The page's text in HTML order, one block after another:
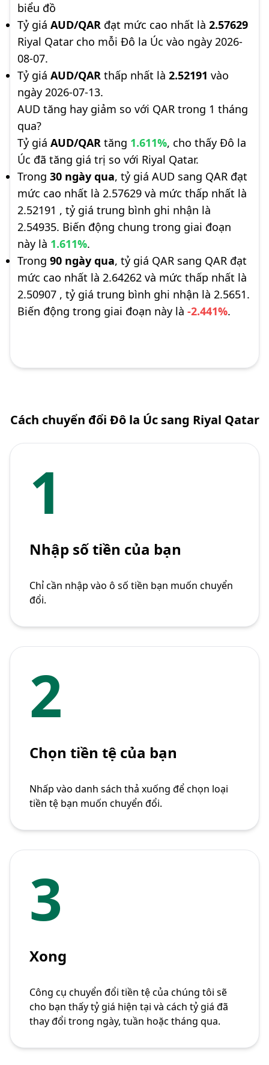
biểu đồ
Tỷ giá AUD/QAR đạt mức cao nhất là 2.57629
Riyal Qatar cho mỗi Đô la Úc vào ngày 2026-
08-07.
Tỷ giá AUD/QAR thấp nhất là 2.52191 vào
ngày 2026-07-13.
AUD tăng hay giảm so với QAR trong 1 tháng
qua?
Tỷ giá AUD/QAR tăng 1.611%, cho thấy Đô la
Úc đã tăng giá trị so với Riyal Qatar.
Trong 30 ngày qua, tỷ giá AUD sang QAR đạt
mức cao nhất là 2.57629 và mức thấp nhất là
2.52191 , tỷ giá trung bình ghi nhận là
2.54935. Biến động chung trong giai đoạn
này là 1.611%.
Trong 90 ngày qua, tỷ giá QAR sang QAR đạt
mức cao nhất là 2.64262 và mức thấp nhất là
2.50907 , tỷ giá trung bình ghi nhận là 2.5651.
Biến động trong giai đoạn này là -2.441%.
Cách chuyển đổi Đô la Úc sang Riyal Qatar
1
Nhập số tiền của bạn
Chỉ cần nhập vào ô số tiền bạn muốn chuyển
đổi.
2
Chọn tiền tệ của bạn
Nhấp vào danh sách thả xuống để chọn loại
tiền tệ bạn muốn chuyển đổi.
3
Xong
Công cụ chuyển đổi tiền tệ của chúng tôi sẽ
cho bạn thấy tỷ giá hiện tại và cách tỷ giá đã
thay đổi trong ngày, tuần hoặc tháng qua.